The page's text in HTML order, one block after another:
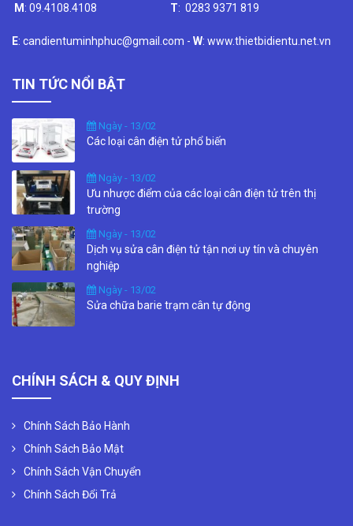
M : 09.4108.4108 T: 0283 9371 819
E: candientuminhphuc@gmail.com - W: www.thietbidientu.net.vn
TIN TỨC NỔI BẬT
Ngày - 13/02
Các loại cân điện tử phổ biến
Ngày - 13/02
Ưu nhược điểm của các loại cân điện tử trên thị
trường
Ngày - 13/02
Dịch vụ sửa cân điện tử tận nơi uy tín và chuyên
nghiệp
Ngày - 13/02
Sửa chữa barie trạm cân tự động
CHÍNH SÁCH & QUY ĐỊNH
Chính Sách Bảo Hành
Chính Sách Bảo Mật
Chính Sách Vận Chuyển
Chính Sách Đổi Trả